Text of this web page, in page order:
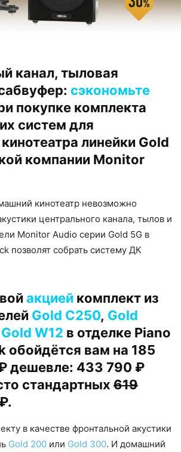
канал, тыловая
сэкономьте
покупке комплекта
систем для
линейки Gold
компании Monitor
кинотеатр невозможно
центрального канала, тылов и
Monitor Audio серии Gold 5G в
позволят собрать систему ДК
акцией комплект из
Gold C250, Gold
Gold W12 в отделке Piano
обойдётся вам на 185
дешевле: 433 790 ₽
стандартных 619
₽.
в качестве фронтальной акустики
Gold 200 или Gold 300. И домашний